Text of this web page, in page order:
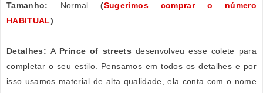
Tamanho:
Normal(Sugerimos comprar o número
HABITUAL)
Detalhes: A Prince of streets desenvolveu esse colete para
completar o seu estilo. Pensamos em todos os detalhes e por
isso usamos material de alta qualidade, ela conta com o nome